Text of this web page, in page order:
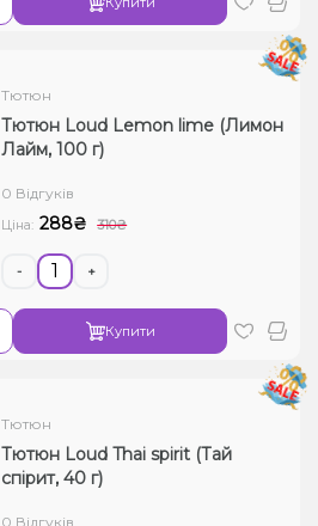
Тютюн
Тютюн Loud Lemon lime (Лимон
Лайм, 100 г)
0 Відгуків
Ціна: 288₴ 310₴
- +
Купити
Тютюн
Тютюн Loud Thai spirit (Тай
спірит, 40 г)
0 Відгуків